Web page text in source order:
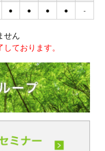
● ● ● ● -
せん
ております。